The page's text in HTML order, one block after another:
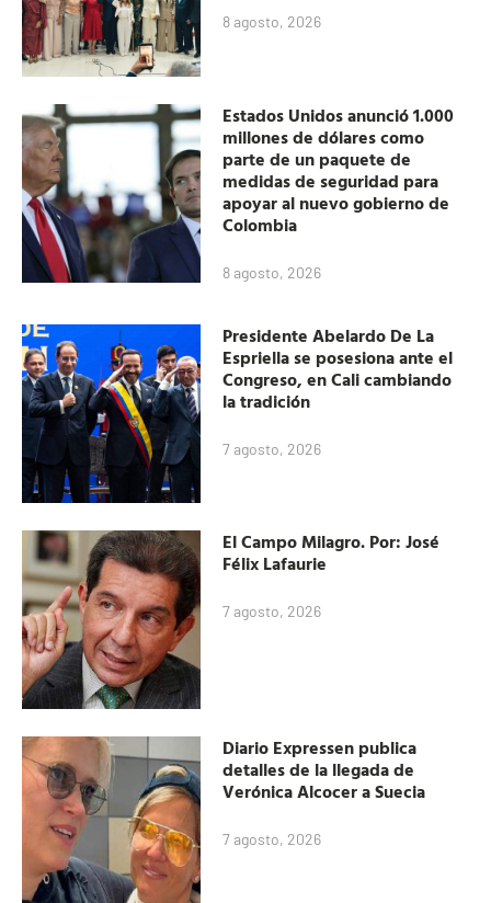
8 agosto, 2026
Estados Unidos anunció 1.000
millones de dólares como
parte de un paquete de
medidas de seguridad para
apoyar al nuevo gobierno de
Colombia
8 agosto, 2026
Presidente Abelardo De La
Espriella se posesiona ante el
Congreso, en Cali cambiando
la tradición
7 agosto, 2026
El Campo Milagro. Por: José
Félix Lafaurie
7 agosto, 2026
Diario Expressen publica
detalles de la llegada de
Verónica Alcocer a Suecia
7 agosto, 2026